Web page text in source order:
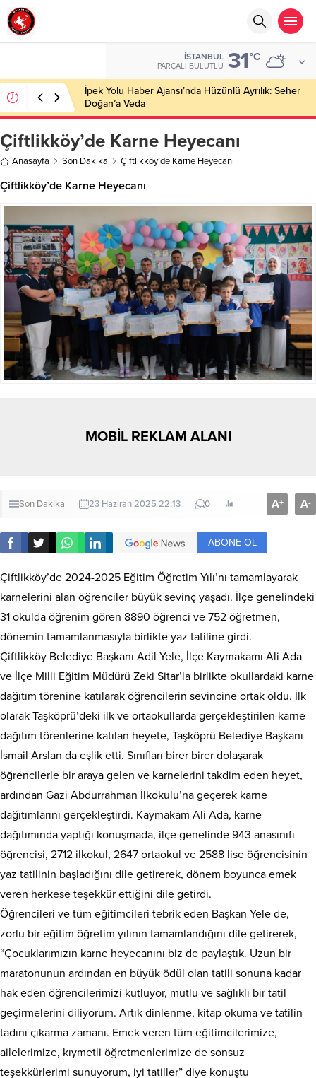
İSTANBUL
PARÇALI BULUTLU 31°C
İpek Yolu Haber Ajansı’nda Hüzünlü Ayrılık: Seher
Doğan’a Veda
Çiftlikköy’de Karne Heyecanı
Anasayfa Son Dakika Çiftlikköy’de Karne Heyecanı
Çiftlikköy’de Karne Heyecanı
MOBİL REKLAM ALANI
Son Dakika 23 Haziran 2025 22:13 0 A+ A-
ABONE OL
Çiftlikköy’de 2024-2025 Eğitim Öğretim Yılı’nı tamamlayarak
karnelerini alan öğrenciler büyük sevinç yaşadı. İlçe genelindeki
31 okulda öğrenim gören 8890 öğrenci ve 752 öğretmen,
dönemin tamamlanmasıyla birlikte yaz tatiline girdi.
Çiftlikköy Belediye Başkanı Adil Yele, İlçe Kaymakamı Ali Ada
ve İlçe Milli Eğitim Müdürü Zeki Sitar’la birlikte okullardaki karne
dağıtım törenine katılarak öğrencilerin sevincine ortak oldu. İlk
olarak Taşköprü’deki ilk ve ortaokullarda gerçekleştirilen karne
dağıtım törenlerine katılan heyete, Taşköprü Belediye Başkanı
İsmail Arslan da eşlik etti. Sınıfları birer birer dolaşarak
öğrencilerle bir araya gelen ve karnelerini takdim eden heyet,
ardından Gazi Abdurrahman İlkokulu’na geçerek karne
dağıtımlarını gerçekleştirdi. Kaymakam Ali Ada, karne
dağıtımında yaptığı konuşmada, ilçe genelinde 943 anasınıfı
öğrencisi, 2712 ilkokul, 2647 ortaokul ve 2588 lise öğrencisinin
yaz tatilinin başladığını dile getirerek, dönem boyunca emek
veren herkese teşekkür ettiğini dile getirdi.
Öğrencileri ve tüm eğitimcileri tebrik eden Başkan Yele de,
zorlu bir eğitim öğretim yılının tamamlandığını dile getirerek,
“Çocuklarımızın karne heyecanını biz de paylaştık. Uzun bir
maratonunun ardından en büyük ödül olan tatili sonuna kadar
hak eden öğrencilerimizi kutluyor, mutlu ve sağlıklı bir tatil
geçirmelerini diliyorum. Artık dinlenme, kitap okuma ve tatilin
tadını çıkarma zamanı. Emek veren tüm eğitimcilerimize,
ailelerimize, kıymetli öğretmenlerimize de sonsuz
teşekkürlerimi sunuyorum, iyi tatiller” diye konuştu